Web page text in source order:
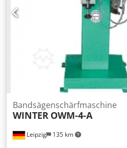
Leipzig 135 km
Bandsägenschärfmaschine
WINTER OWM-4-A